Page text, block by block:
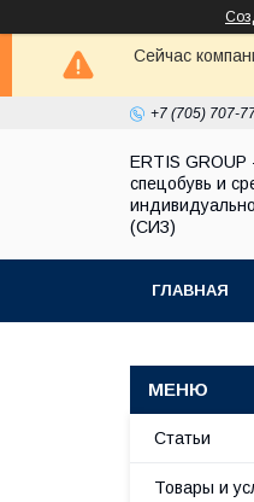
Сейчас
+7 (705) 707-
ERTIS
спецобувь и
(СИЗ)
ГЛАВНАЯ
Статьи
Товары и